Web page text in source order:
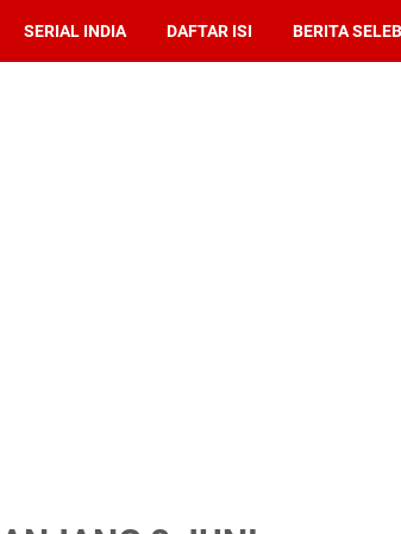
SERIAL INDIA DAFTAR ISI BERITA